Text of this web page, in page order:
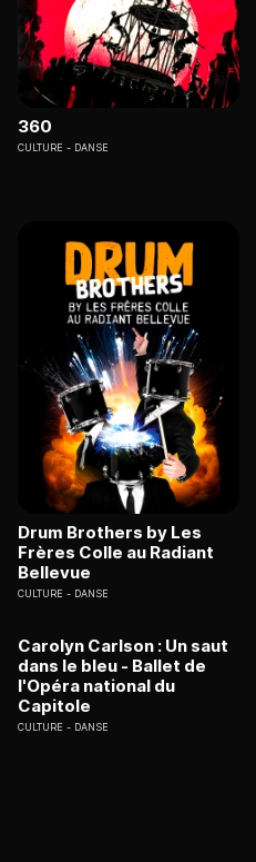
360
CULTURE DANSE
Drum Brothers by Les
Frères Colle au Radiant
Bellevue
CULTURE DANSE
Carolyn Carlson : Un saut
dans le bleu - Ballet de
l'Opéra national du
Capitole
CULTURE DANSE